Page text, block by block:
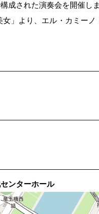
成された演奏会を開催し
」より、エル・カミー
ンターホール